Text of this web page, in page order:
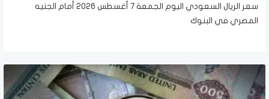
سعر الريال السعودي اليوم الجمعة 7 أغسطس 2026 أمام الجنيه
المصري في البنوك